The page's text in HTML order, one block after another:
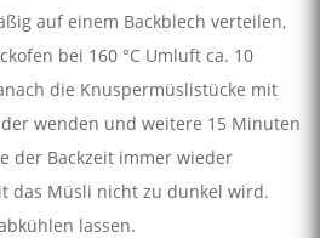
auf einem Backblech verteilen,
bei 160 °C Umluft ca. 10
die Knuspermüsli­stücke mit
wenden und weitere 15 Minuten
der Backzeit immer wieder
das Müsli nicht zu dunkel wird.
lassen.